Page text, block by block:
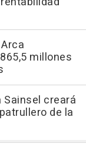
millones
creará
de la